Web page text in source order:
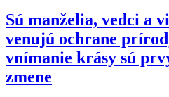
Sú manželia, vedci a
venujú ochrane
vnímanie krásy sú
zmene